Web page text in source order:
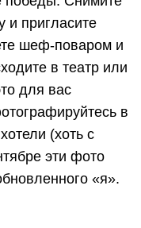
и пригласите
шеф-поваром и
в театр или
для вас
в
(хоть с
эти фото
«я».